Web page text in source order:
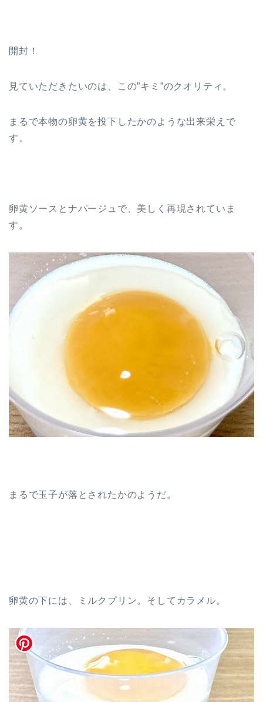
開封！
見ていただきたいのは、この”キミ”のクオリティ。
まるで本物の卵黄を投下したかのような出来栄えで
す。
卵黄ソースとナパージュで、美しく再現されていま
す。
まるで玉子が落とされたかのようだ。
卵黄の下には、ミルクプリン。そしてカラメル。